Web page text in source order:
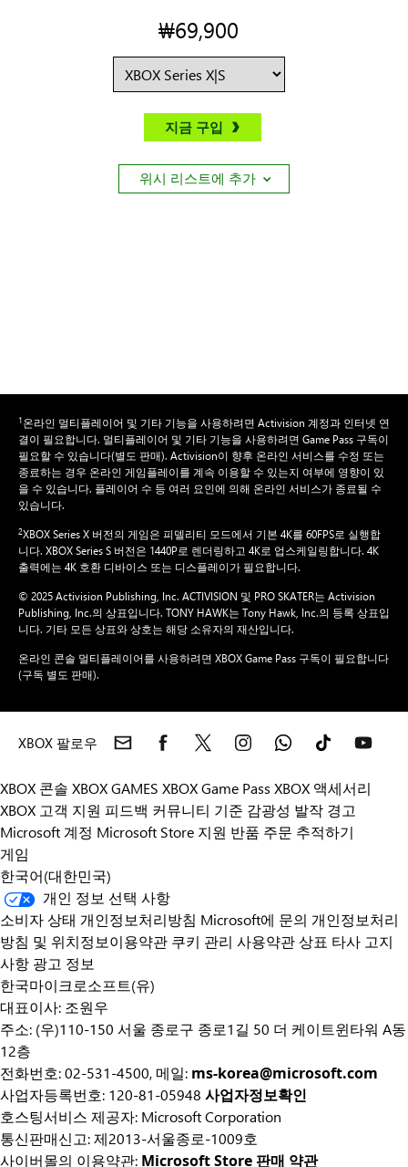
₩69,900
지금 구입
위시 리스트에 추가
1온라인 멀티플레이어 및 기타 기능을 사용하려면 Activision 계정과 인터넷 연
결이 필요합니다. 멀티플레이어 및 기타 기능을 사용하려면 Game Pass 구독이
필요할 수 있습니다(별도 판매). Activision이 향후 온라인 서비스를 수정 또는
종료하는 경우 온라인 게임플레이를 계속 이용할 수 있는지 여부에 영향이 있
을 수 있습니다. 플레이어 수 등 여러 요인에 의해 온라인 서비스가 종료될 수
있습니다.
2XBOX Series X 버전의 게임은 피델리티 모드에서 기본 4K를 60FPS로 실행합
니다. XBOX Series S 버전은 1440P로 렌더링하고 4K로 업스케일링합니다. 4K
출력에는 4K 호환 디바이스 또는 디스플레이가 필요합니다.
© 2025 Activision Publishing, Inc. ACTIVISION 및 PRO SKATER는 Activision
Publishing, Inc.의 상표입니다. TONY HAWK는 Tony Hawk, Inc.의 등록 상표입
니다. 기타 모든 상표와 상호는 해당 소유자의 재산입니다.
온라인 콘솔 멀티플레이어를 사용하려면 XBOX Game Pass 구독이 필요합니다
(구독 별도 판매).
XBOX 팔로우
XBOX 콘솔 XBOX GAMES XBOX Game Pass XBOX 액세서리
XBOX 고객 지원 피드백 커뮤니티 기준 감광성 발작 경고
Microsoft 계정 Microsoft Store 지원 반품 주문 추적하기
게임
한국어(대한민국)
개인 정보 선택 사항
소비자 상태 개인정보처리방침 Microsoft에 문의 개인정보처리
방침 및 위치정보이용약관 쿠키 관리 사용약관상표 타사 고지
사항 광고 정보
한국마이크로소프트(유)
대표이사: 조원우
주소: (우)110-150 서울 종로구 종로1길 50 더 케이트윈타워 A동
12층
전화번호: 02-531-4500, 메일: ms-korea@microsoft.com
사업자등록번호: 120-81-05948 사업자정보확인
호스팅서비스 제공자: Microsoft Corporation
통신판매신고: 제2013-서울종로-1009호
사이버몰의 이용약관: Microsoft Store 판매 약관